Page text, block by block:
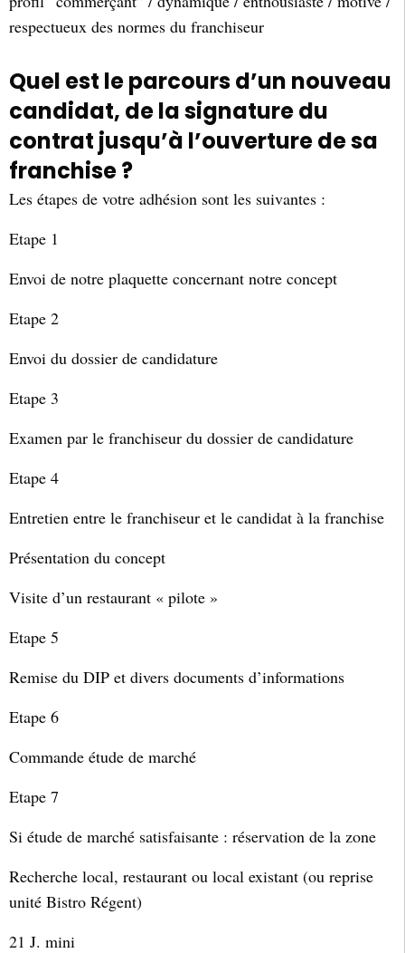
respectueux des normes du franchiseur
Quel est le parcours d’un nouveau
candidat, de la signature du
contrat jusqu’à l’ouverture de sa
franchise ?
Les étapes de votre adhésion sont les suivantes :
Etape 1
Envoi de notre plaquette concernant notre concept
Etape 2
Envoi du dossier de candidature
Etape 3
Examen par le franchiseur du dossier de candidature
Etape 4
Entretien entre le franchiseur et le candidat à la franchise
Présentation du concept
Visite d’un restaurant « pilote »
Etape 5
Remise du DIP et divers documents d’informations
Etape 6
Commande étude de marché
Etape 7
Si étude de marché satisfaisante : réservation de la zone
Recherche local, restaurant ou local existant (ou reprise
unité Bistro Régent)
21 J. mini